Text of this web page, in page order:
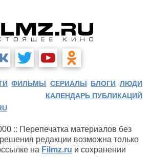
ФИЛЬМЫ СЕРИАЛЫ БЛОГИ ЛЮДИ
КАЛЕНДАРЬ ПУБЛИКАЦИЙ
:: Перепечатка материалов без
редакции возможна только
на Filmz.ru и сохранении